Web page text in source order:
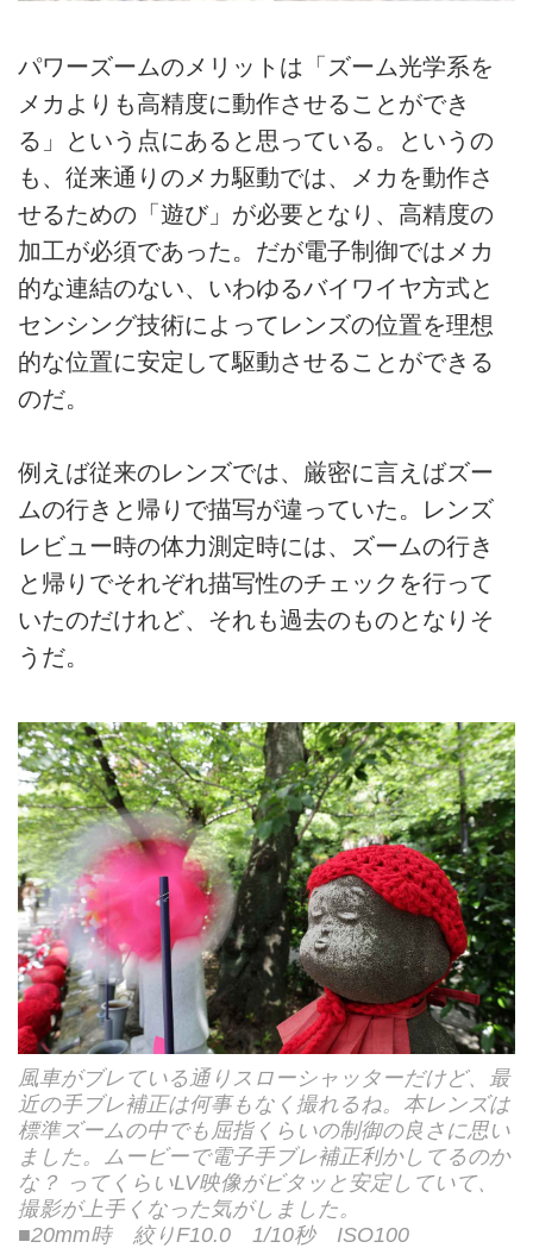
パワーズームのメリットは「ズーム光学系を
メカよりも高精度に動作させることができ
る」という点にあると思っている。というの
も、従来通りのメカ駆動では、メカを動作さ
せるための「遊び」が必要となり、高精度の
加工が必須であった。だが電子制御ではメカ
的な連結のない、いわゆるバイワイヤ方式と
センシング技術によってレンズの位置を理想
的な位置に安定して駆動させることができる
のだ。
例えば従来のレンズでは、厳密に言えばズー
ムの行きと帰りで描写が違っていた。レンズ
レビュー時の体力測定時には、ズームの行き
と帰りでそれぞれ描写性のチェックを行って
いたのだけれど、それも過去のものとなりそ
うだ。
風車がブレている通りスローシャッターだけど、最
近の手ブレ補正は何事もなく撮れるね。本レンズは
標準ズームの中でも屈指くらいの制御の良さに思い
ました。ムービーで電子手ブレ補正利かしてるのか
な？ ってくらいLV映像がビタッと安定していて、
撮影が上手くなった気がしました。
■20mm時 絞りF10.0 1/10秒 ISO100